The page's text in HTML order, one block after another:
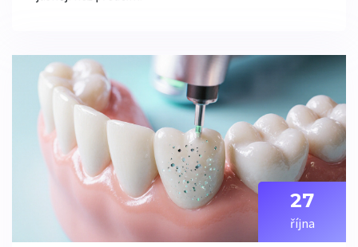
27
října